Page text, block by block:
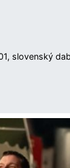
slovenský